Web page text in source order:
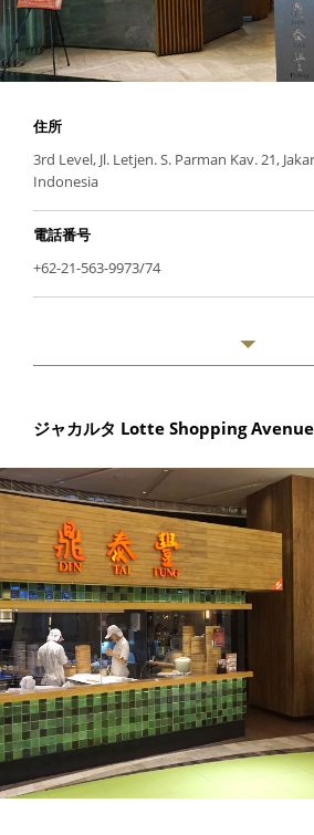
住所
3rd Level, Jl. Letjen. S. Parman Kav. 21,
Indonesia
電話番号
+62-21-563-9973/74
ジャカルタ Lotte Shopping Avenue